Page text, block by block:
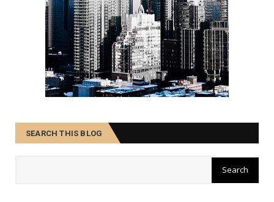
SEARCH THIS BLOG